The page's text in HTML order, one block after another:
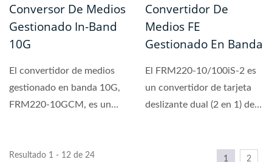
Conversor De Medios
Gestionado In-Band
10G
El convertidor de medios
gestionado en banda 10G,
FRM220-10GCM, es un
Convertidor De
Medios FE
Gestionado En Banda
El FRM220-10/100iS-2 es
un convertidor de tarjeta
deslizante dual (2 en 1) de
Resultado 1 - 12 de 24 1 2